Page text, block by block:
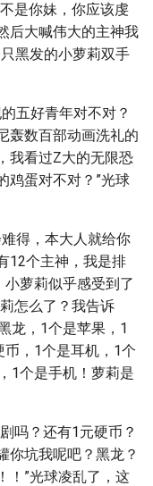
是你妹，你应该虔
后大喊伟大的主神我
黑发的小萝莉双手
五好青年对不对？
轰数百部动画洗礼的
我看过Z大的无限恐
鸡蛋对不对？”光球
得，本大人就给你
12个主神，我是排
萝莉似乎感受到了
怎么了？我告诉
龙，1个是苹果，1
，1个是耳机，1个
1个是手机！萝莉是
吗？还有1元硬币？
你坑我呢吧？黑龙？
！”光球凌乱了，这